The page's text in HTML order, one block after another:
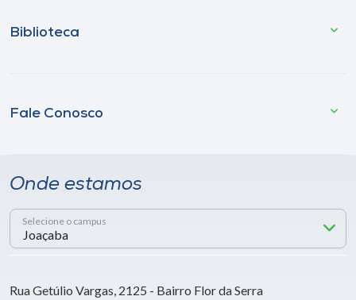
Biblioteca
Fale Conosco
Onde estamos
Selecione o campus
Rua Getúlio Vargas, 2125 - Bairro Flor da Serra